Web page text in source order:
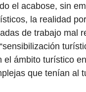
el acabose, sin
la realidad
de trabajo mal
el ámbito turístico
que tenían al